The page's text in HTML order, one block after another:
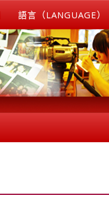
語言（LANGUAGE）